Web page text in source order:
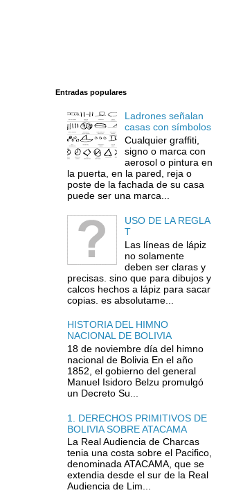
Entradas populares
Ladrones señalan
casas con símbolos
Cualquier graffiti,
signo o marca con
aerosol o pintura en
la puerta, en la pared, reja o
poste de la fachada de su casa
puede ser una marca...
USO DE LA REGLA
T
Las líneas de lápiz
no solamente
deben ser claras y
precisas. sino que para dibujos y
calcos hechos a lápiz para sacar
copias. es absolutame...
HISTORIA DEL HIMNO
NACIONAL DE BOLIVIA
18 de noviembre día del himno
nacional de Bolivia En el año
1852, el gobierno del general
Manuel Isidoro Belzu promulgó
un Decreto Su...
1. DERECHOS PRIMITIVOS DE
BOLIVIA SOBRE ATACAMA
La Real Audiencia de Charcas
tenia una costa sobre el Pacifico,
denominada ATACAMA, que se
extendia desde el sur de la Real
Audiencia de Lim...